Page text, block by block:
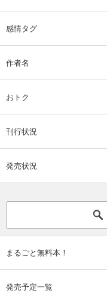
感情タグ
作者名
おトク
刊行状況
発売状況
まるごと無料本！
発売予定一覧